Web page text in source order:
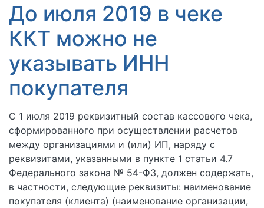
До июля 2019 в чеке
ККТ можно не
указывать ИНН
покупателя
С 1 июля 2019 реквизитный состав кассового чека,
сформированного при осуществлении расчетов
между организациями и (или) ИП, наряду с
реквизитами, указанными в пункте 1 статьи 4.7
Федерального закона № 54-ФЗ, должен содержать,
в частности, следующие реквизиты: наименование
покупателя (клиента) (наименование организации,